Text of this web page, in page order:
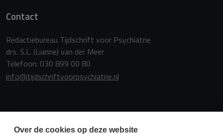
Contact
Redactiebureau Tijdschrift voor Psychiatrie
drs. S.L. (Lianne) van der Meer
Telefoon: 030 899 00 80
info@tijdschriftvoorpsychiatrie.nl
Copyright
Over de cookies op deze website